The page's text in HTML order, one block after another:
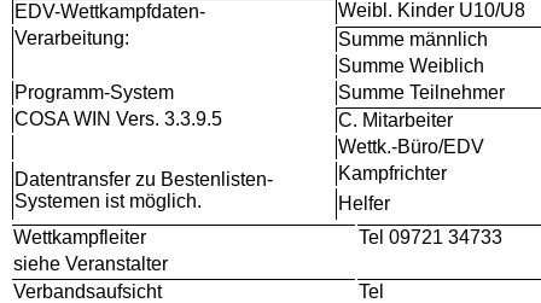
EDV-Wettkampfdaten-
Weibl. Kinder U10/U8
Verarbeitung:
Summe männlich
Summe Weiblich
Programm-System
Summe Teilnehmer
COSA WIN Vers. 3.3.9.5
C. Mitarbeiter
Wettk.-Büro/EDV
Datentransfer zu Bestenlisten-
Systemen ist möglich.
Kampfrichter
Helfer
Wettkampfleiter
Tel 09721 34733
siehe Veranstalter
Verbandsaufsicht
Tel